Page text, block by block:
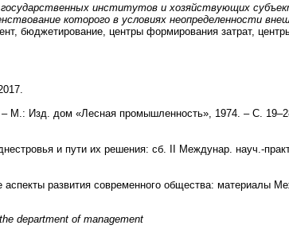
институтов и хозяйствующих
которого в условиях неопределенности
бюджетирование, центры формирования затрат,
– М.: Изд. дом «Лесная промышленность», 1974. – С.
и пути их решения: сб. II Междунар. науч.-
развития современного общества: материалы
department of management